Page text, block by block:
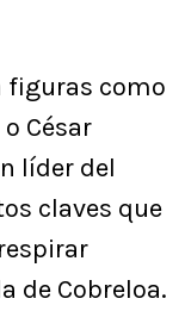
figuras como
César
líder del
claves que
de Cobreloa.